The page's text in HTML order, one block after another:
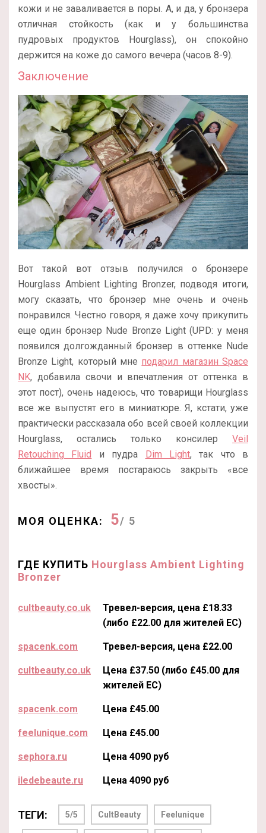
кожи и не заваливается в поры. А, и да, у бронзера
отличная стойкость (как и у большинства
пудровых продуктов Hourglass), он спокойно
держится на коже до самого вечера (часов 8-9).
Заключение
Вот такой вот отзыв получился о бронзере
Hourglass Ambient Lighting Bronzer, подводя итоги,
могу сказать, что бронзер мне очень и очень
понравился. Честно говоря, я даже хочу прикупить
еще один бронзер Nude Bronze Light (UPD: у меня
появился долгожданный бронзер в оттенке Nude
Bronze Light, который мне подарил магазин Space
NK, добавила свочи и впечатления от оттенка в
этот пост), очень надеюсь, что товарищи Hourglass
все же выпустят его в миниатюре. Я, кстати, уже
практически рассказала обо всей своей коллекции
Hourglass, остались только консилер Veil
Retouching Fluid и пудра Dim Light, так что в
ближайшее время постараюсь закрыть «все
хвосты».
МОЯ ОЦЕНКА: 5/ 5
ГДЕ КУПИТЬ Hourglass Ambient Lighting
Bronzer
cultbeauty.co.uk
Тревел-версия, цена £18.33
(либо £22.00 для жителей ЕС)
spacenk.com Тревел-версия, цена £22.00
cultbeauty.co.uk
Цена £37.50 (либо £45.00 для
жителей ЕС)
spacenk.com Цена £45.00
feelunique.com Цена £45.00
sephora.ru Цена 4090 руб
iledebeaute.ru Цена 4090 руб
ТЕГИ: 5/5 CultBeauty Feelunique